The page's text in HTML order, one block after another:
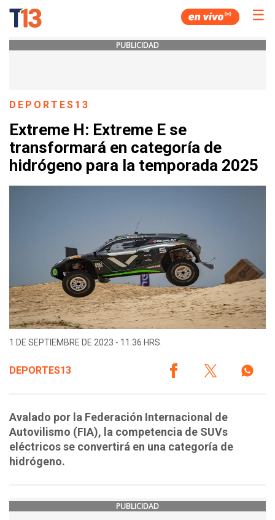
☰
PUBLICIDAD
DEPORTES13
Extreme H: Extreme E se
transformará en categoría de
hidrógeno para la temporada 2025
1 DE SEPTIEMBRE DE 2023 - 11:36 HRS.
DEPORTES13
Avalado por la Federación Internacional de
Autovilismo (FIA), la competencia de SUVs
eléctricos se convertirá en una categoría de
hidrógeno.
PUBLICIDAD